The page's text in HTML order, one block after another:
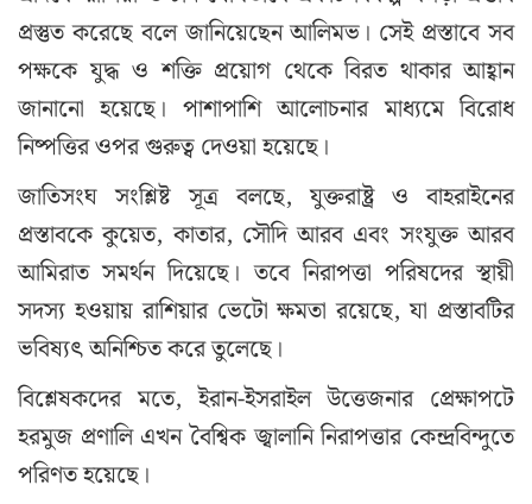
প্রস্তুত করেছে বলে জানিয়েছেন আলিমভ। সেই প্রস্তাবে সব
পক্ষকে যুদ্ধ ও শক্তি প্রয়োগ থেকে বিরত থাকার আহ্বান
জানানো হয়েছে। পাশাপাশি আলোচনার মাধ্যমে বিরোধ
নিষ্পত্তির ওপর গুরুত্ব দেওয়া হয়েছে।
জাতিসংঘ সংশ্লিষ্ট সূত্র বলছে, যুক্তরাষ্ট্র ও বাহরাইনের
প্রস্তাবকে কুয়েত, কাতার, সৌদি আরব এবং সংযুক্ত আরব
আমিরাত সমর্থন দিয়েছে। তবে নিরাপত্তা পরিষদের স্থায়ী
সদস্য হওয়ায় রাশিয়ার ভেটো ক্ষমতা রয়েছে, যা প্রস্তাবটির
ভবিষ্যৎ অনিশ্চিত করে তুলেছে।
বিশ্লেষকদের মতে, ইরান-ইসরাইল উত্তেজনার প্রেক্ষাপটে
হরমুজ প্রণালি এখন বৈশ্বিক জ্বালানি নিরাপত্তার কেন্দ্রবিন্দুতে
পরিণত হয়েছে।